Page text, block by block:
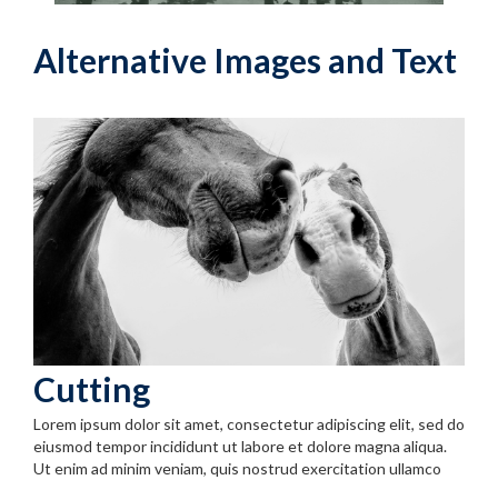
Alternative Images and Text
Cutting
Lorem ipsum dolor sit amet, consectetur adipiscing elit, sed do
eiusmod tempor incididunt ut labore et dolore magna aliqua.
Ut enim ad minim veniam, quis nostrud exercitation ullamco